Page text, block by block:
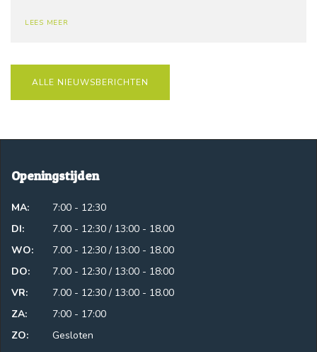
LEES MEER
ALLE NIEUWSBERICHTEN
Openingstijden
MA:
7:00 - 12:30
DI:
7.00 - 12:30 / 13:00 - 18.00
WO:
7.00 - 12:30 / 13:00 - 18.00
DO:
7.00 - 12:30 / 13:00 - 18:00
VR:
7.00 - 12:30 / 13:00 - 18.00
ZA:
7:00 - 17:00
ZO:
Gesloten